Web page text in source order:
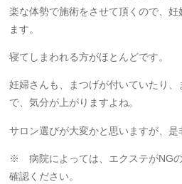
楽な体勢で施術をさせて頂くので、
ます。
寝てしまわれる方がほとんどです。
妊婦さんも、まつげが付いていたり
で、気分が上がりますよね。
サロン選びが大変かと思いますが、是
※ 病院によっては、エクステがNG
確認ください。